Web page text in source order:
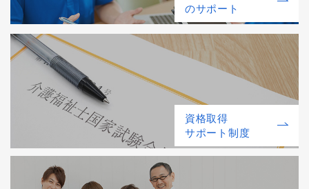
のサポート
資格取得
サポート制度